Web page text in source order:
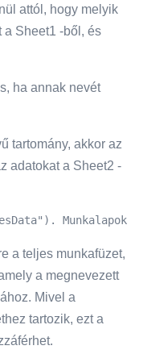
attól, hogy melyik
a Sheet1 -ből, és
ha annak nevét
tartomány, akkor az
adatokat a Sheet2 -
Munkalapok
a teljes munkafüzet,
a megnevezett
Mivel a
tartozik, ezt a